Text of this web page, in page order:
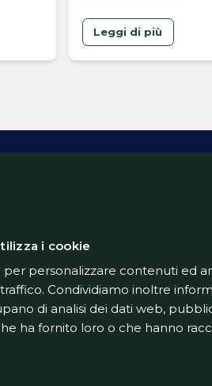
Leggi di più
i cookie
per personalizzare contenuti ed
Condividiamo inoltre
di analisi dei dati web,
ha fornito loro o che hanno